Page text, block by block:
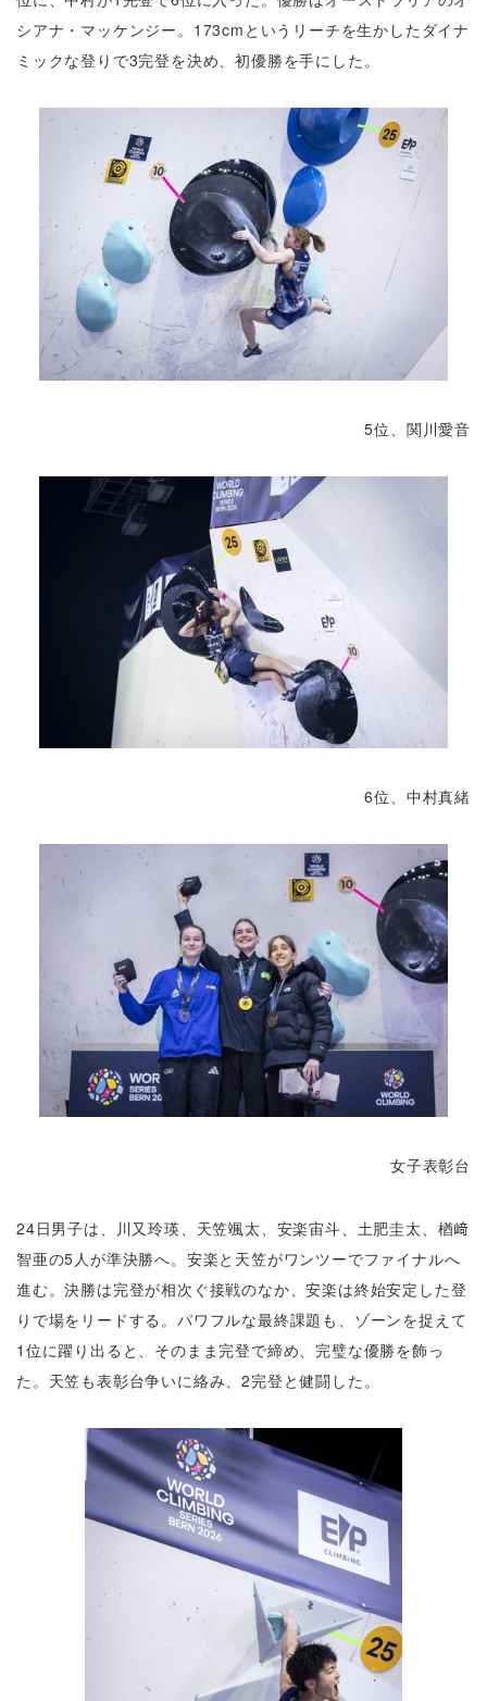
シアナ・マッケンジー。173cmというリーチを生かしたダイナ
ミックな登りで3完登を決め、初優勝を手にした。
5位、関川愛音
6位、中村真緒
女子表彰台
24日男子は、川又玲瑛、天笠颯太、安楽宙斗、土肥圭太、楢﨑
智亜の5人が準決勝へ。安楽と天笠がワンツーでファイナルへ
進む。決勝は完登が相次ぐ接戦のなか、安楽は終始安定した登
りで場をリードする。パワフルな最終課題も、ゾーンを捉えて
1位に躍り出ると、そのまま完登で締め、完璧な優勝を飾っ
た。天笠も表彰台争いに絡み、2完登と健闘した。